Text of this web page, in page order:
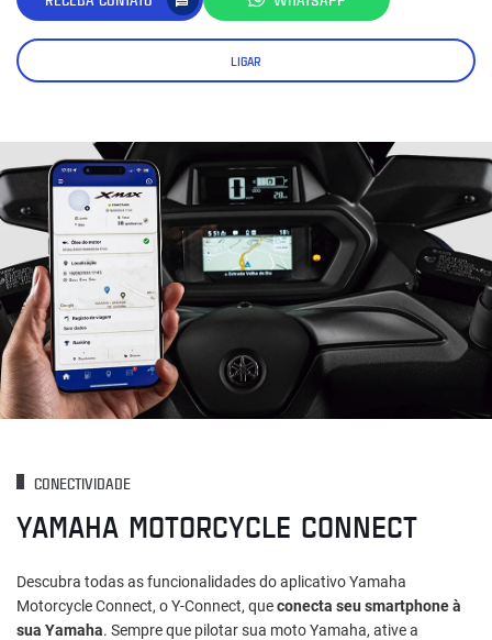
LIGAR
CONECTIVIDADE
YAMAHA MOTORCYCLE CONNECT
Descubra todas as funcionalidades do aplicativo Yamaha
Motorcycle Connect, o Y-Connect, queconecta seu smartphone à
sua Yamaha. Sempre que pilotar sua moto Yamaha, ative a